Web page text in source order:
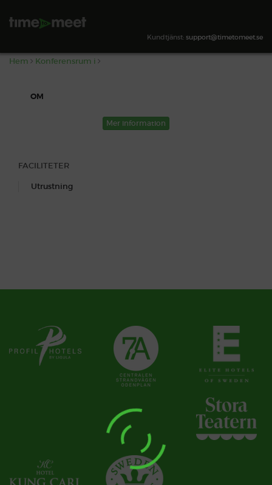
Kundtjänst: support@timetomeet.se
Hem Konferensrum i
OM
Mer information
FACILITETER
Utrustning